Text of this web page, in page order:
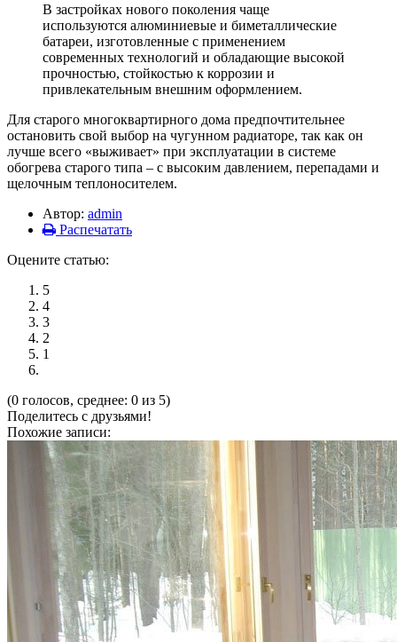
В застройках нового поколения чаще
используются алюминиевые и биметаллические
батареи, изготовленные с применением
современных технологий и обладающие высокой
прочностью, стойкостью к коррозии и
привлекательным внешним оформлением.
Для старого многоквартирного дома предпочтительнее
остановить свой выбор на чугунном радиаторе, так как он
лучше всего «выживает» при эксплуатации в системе
обогрева старого типа – с высоким давлением, перепадами и
щелочным теплоносителем.
Автор: admin
Распечатать
Оцените статью:
5
4
3
2
1
(0 голосов, среднее: 0 из 5)
Поделитесь с друзьями!
Похожие записи: